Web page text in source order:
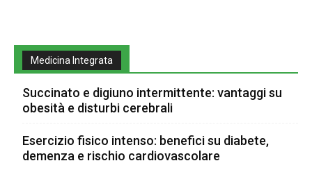
Medicina Integrata
Succinato e digiuno intermittente: vantaggi su
obesità e disturbi cerebrali
Esercizio fisico intenso: benefici su diabete,
demenza e rischio cardiovascolare